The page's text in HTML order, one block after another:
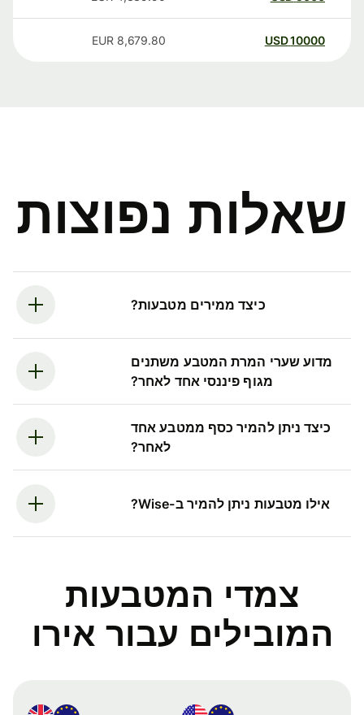
10000
USD
8,679.80
EUR
שאלות נפוצות
כיצד ממירים מטבעות?
מדוע שערי המרת המטבע משתנים
מגוף פיננסי אחד לאחר?
כיצד ניתן להמיר כסף ממטבע אחד
לאחר?
אילו מטבעות ניתן להמיר ב-Wise?
צמדי המטבעות
המובילים עבור אירו